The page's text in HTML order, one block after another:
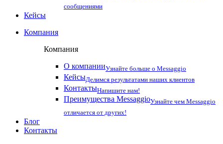
сообщениями
Кейсы
Компания
Компания
О компанииУзнайте больше о Messaggio
КейсыДелимся результатами наших клиентов
КонтактыНапишите нам!
Преимущества MessaggioУзнайте чем Messaggio
отличается от других!
Блог
Контакты